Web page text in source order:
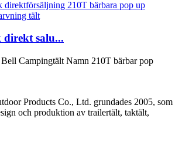
salu...
Bell Campingtält Namn 210T bärbar pop
Products Co., Ltd. grundades 2005, som
och produktion av trailertält, taktält,